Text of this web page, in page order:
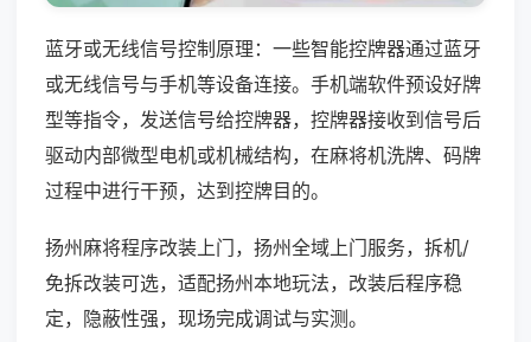
蓝牙或无线信号控制原理：一些智能控牌器通过蓝牙
或无线信号与手机等设备连接。手机端软件预设好牌
型等指令，发送信号给控牌器，控牌器接收到信号后
驱动内部微型电机或机械结构，在麻将机洗牌、码牌
过程中进行干预，达到控牌目的。
扬州麻将程序改装上门，扬州全域上门服务，拆机/
免拆改装可选，适配扬州本地玩法，改装后程序稳
定，隐蔽性强，现场完成调试与实测。